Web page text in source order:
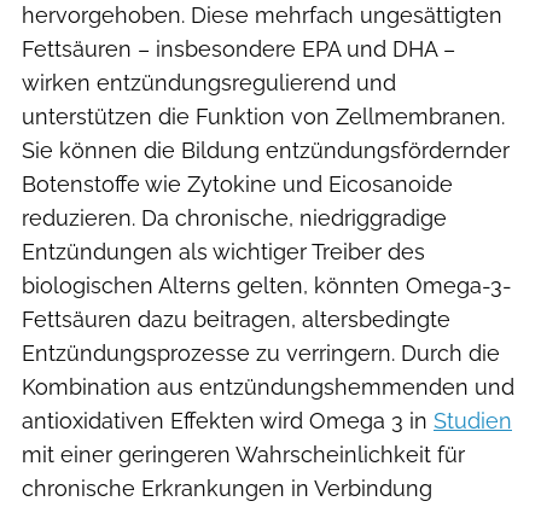
hervorgehoben. Diese mehrfach ungesättigten
Fettsäuren – insbesondere EPA und DHA –
wirken entzündungsregulierend und
unterstützen die Funktion von Zellmembranen.
Sie können die Bildung entzündungsfördernder
Botenstoffe wie Zytokine und Eicosanoide
reduzieren. Da chronische, niedriggradige
Entzündungen als wichtiger Treiber des
biologischen Alterns gelten, könnten Omega-3-
Fettsäuren dazu beitragen, altersbedingte
Entzündungsprozesse zu verringern. Durch die
Kombination aus entzündungshemmenden und
antioxidativen Effekten wird Omega 3 in Studien
mit einer geringeren Wahrscheinlichkeit für
chronische Erkrankungen in Verbindung